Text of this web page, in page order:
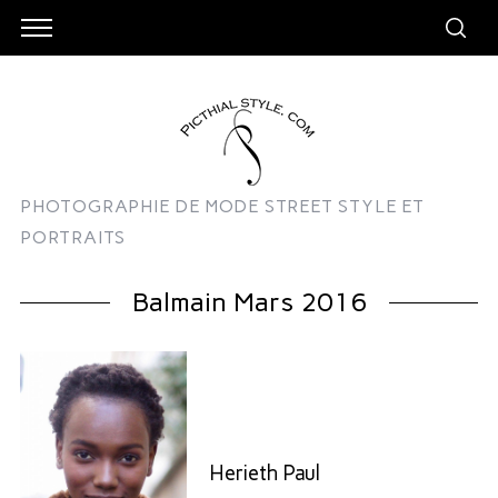
PHOTOGRAPHIE DE MODE STREET STYLE ET
PORTRAITS
Balmain Mars 2016
Herieth Paul